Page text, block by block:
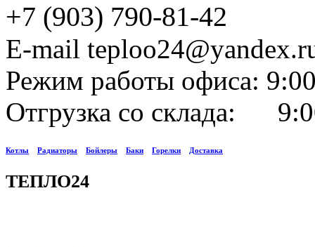
+7 (903) 790-81-42
E-mail
Режим работы офиса:
Отгрузка со склада:
Котлы Радиаторы Бойлеры Баки Горелки Доставка
ТЕПЛО24